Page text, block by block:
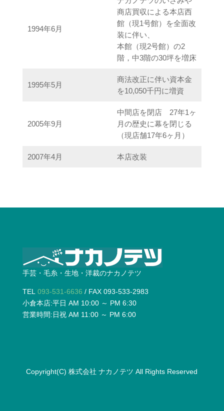
1994年6月
商店買収による本店西
館（現1号館）を全面改
装に伴い、
本館（現2号館）の2
階，中3階の30坪を増床
1995年5月
商法改正に伴い資本金
を10,050千円に増資
2005年9月
中間店を閉店 27年1ヶ
月の歴史に幕を閉じる
（現店舗17年6ヶ月）
2007年4月 本店改装
手芸・毛糸・生地・洋裁のナカノテツ
TEL 093-531-6636 / FAX 093-533-2983
小倉本店:平日 AM 10:00 ～ PM 6:30
営業時間:日祝 AM 11:00 ～ PM 6:00
Copyright(C)株式会社 ナカノテツ All Rights Reserved